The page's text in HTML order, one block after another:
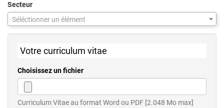
Secteur
Séléctionner un élément
Votre curriculum vitae
Choisissez un fichier
Curriculum Vitae au format Word ou PDF [2.048 Mo max]